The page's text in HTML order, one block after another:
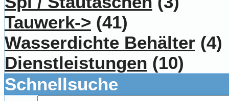
Tauwerk-> (41)
Wasserdichte Behälter (4)
Dienstleistungen (10)
Schnellsuche